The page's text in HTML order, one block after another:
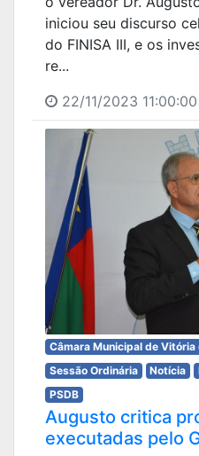
iniciou seu discurso
do FINISA III, e os
re...
22/11/2023 11:00:00
Câmara Municipal de Vitória
Sessão Ordinária
Notícia
PSDB
Augusto critica
executadas pelo